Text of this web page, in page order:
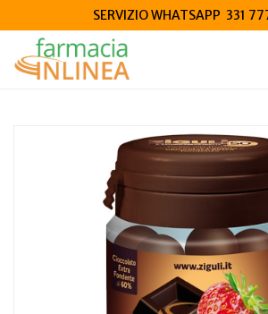
SERVIZIO WHATSAPP 331
Ziguli gusto fragola e cioccolato
confetti 60 g